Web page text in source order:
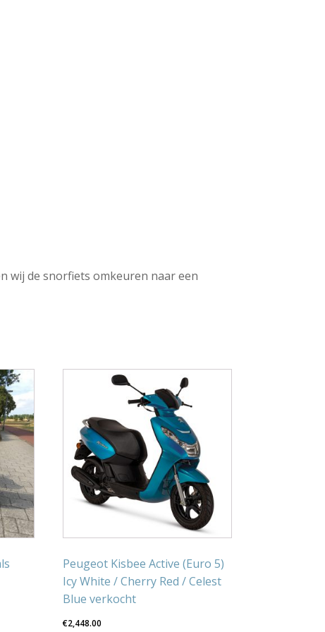
wij de snorfiets omkeuren naar een
Peugeot Kisbee Active (Euro 5)
Icy White / Cherry Red / Celest
Blue verkocht
€2,448.00